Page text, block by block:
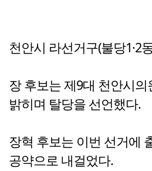
천안시 라선거구(불당1·2
장 후보는 제9대 천안시
밝히며 탈당을 선언했다.
장혁 후보는 이번 선거에
공약으로 내걸었다.